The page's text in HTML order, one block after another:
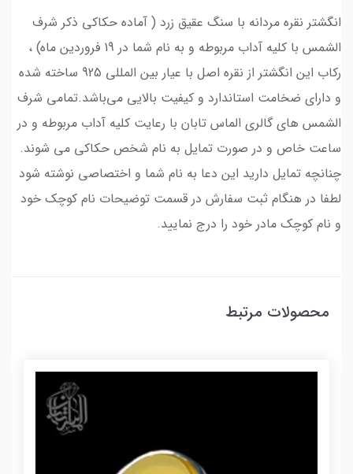
انگشتر نقره مردانه با سنگ عقیق زرد ( آماده حکاکی ذکر شرف
الشمس با کلیه آداب مربوطه و به نام شما در 19 فروردین ماه) ،
رکاب این انگشتر از نقره اصل با عیار بین المللی 925 ساخته شده
و دارای ضخامت استاندارد و کیفیت بالایی می‌باشد.تمامی شرف
الشمس های گالری الماس تابان با رعایت کلیه آداب مربوطه و در
ساعت خاص و در صورت تمایل به نام شخص حکاکی می شوند.
چنانچه تمایل دارید این دعا به نام شما و اختصاصی نوشته شود
لطفا در هنگام ثبت سفارش در قسمت توضیحات نام کوچک خود
و نام کوچک مادر خود را درج نمایید.
محصولات مرتبط